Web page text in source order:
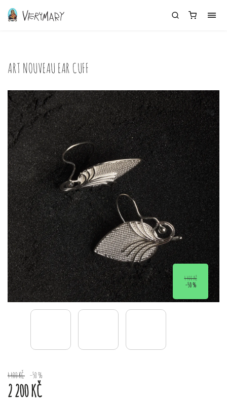
ART NOUVEAU EAR CUFF
4 400 Kč
–50 %
4 400 KČ –50 %
2 200 KČ